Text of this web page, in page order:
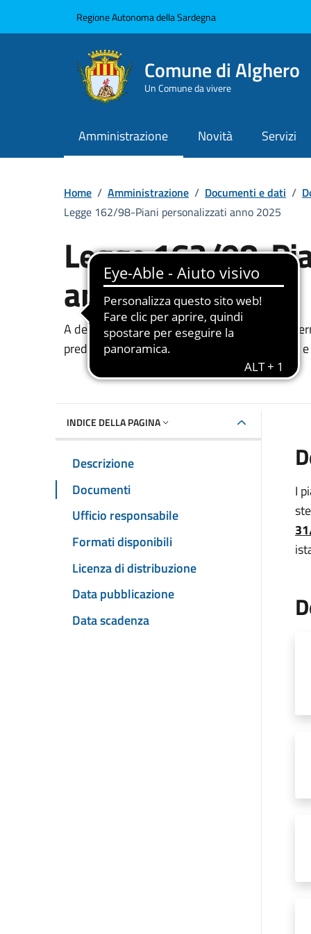
Regione Autonoma della Sardegna
Comune di Alghero
Un Comune da vivere
Amministrazione Novità Servizi
Home / Amministrazione / Documenti e dati /
Legge 162/98-Piani personalizzati anno 2025
Legge 162/98-
anno 2025
Dettaglio del documento
A decorrere dal 13 gennaio 2025 ed entro il
predisposizione dei nuovi piani personalizzati
INDICE DELLA PAGINA
Descrizione
Documenti
Ufficio responsabile
Formati disponibili
Licenza di distribuzione
Data pubblicazione
Data scadenza
I